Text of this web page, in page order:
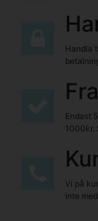
Handla
Endast
1000kr.
Vi på
inte